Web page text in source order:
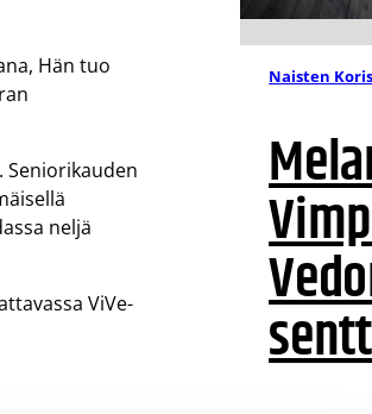
Hän tuo
Seniorikauden
neljä
ViVe-
Naisten